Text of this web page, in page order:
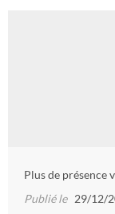
Plus de présence
Publié le 29/12/